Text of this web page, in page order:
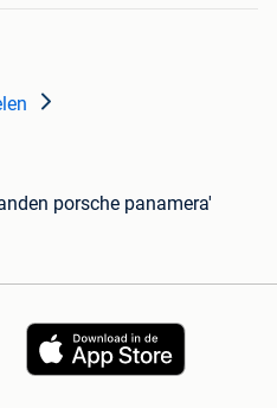
porsche panamera'